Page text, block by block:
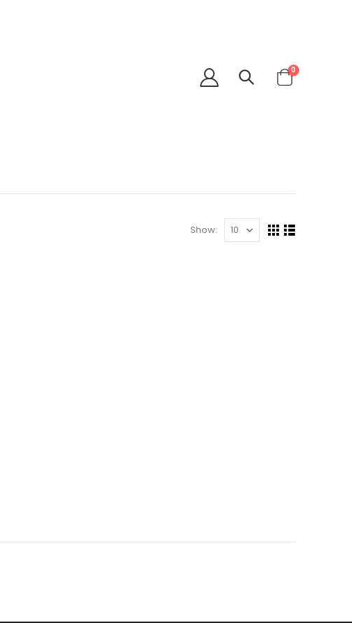
0
Show: